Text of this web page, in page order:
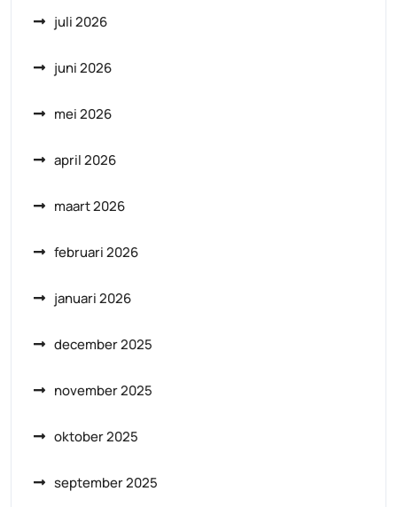
juli 2026
juni 2026
mei 2026
april 2026
maart 2026
februari 2026
januari 2026
december 2025
november 2025
oktober 2025
september 2025